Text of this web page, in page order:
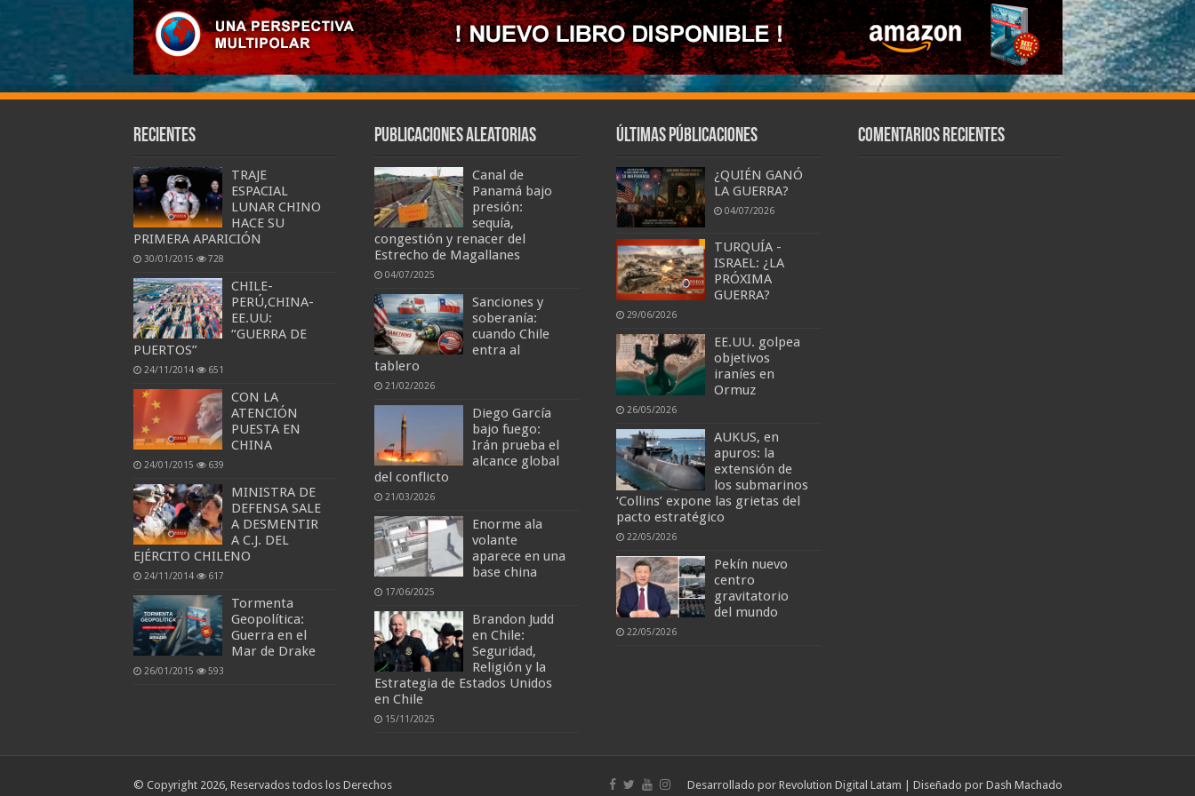
Recientes
TRAJE
ESPACIAL
LUNAR CHINO
HACE SU
PRIMERA APARICIÓN
30/01/2015 728
CHILE-
PERÚ,CHINA-
EE.UU:
“GUERRA DE
PUERTOS”
24/11/2014 651
CON LA
ATENCIÓN
PUESTA EN
CHINA
24/01/2015 639
MINISTRA DE
DEFENSA SALE
A DESMENTIR
A C.J. DEL
EJÉRCITO CHILENO
24/11/2014 617
Tormenta
Geopolítica:
Guerra en el
Mar de Drake
26/01/2015 593
Publicaciones aleatorias
Canal de
Panamá bajo
presión:
sequía,
congestión y renacer del
Estrecho de Magallanes
04/07/2025
Sanciones y
soberanía:
cuando Chile
entra al
tablero
21/02/2026
Diego García
bajo fuego:
Irán prueba el
alcance global
del conflicto
21/03/2026
Enorme ala
volante
aparece en una
base china
17/06/2025
Brandon Judd
en Chile:
Seguridad,
Religión y la
Estrategia de Estados Unidos
en Chile
15/11/2025
Últimas Públicaciones
¿QUIÉN GANÓ
LA GUERRA?
04/07/2026
TURQUÍA -
ISRAEL: ¿LA
PRÓXIMA
GUERRA?
29/06/2026
EE.UU. golpea
objetivos
iraníes en
Ormuz
26/05/2026
AUKUS, en
apuros: la
extensión de
los submarinos
‘Collins’ expone las grietas del
pacto estratégico
22/05/2026
Pekín nuevo
centro
gravitatorio
del mundo
22/05/2026
Comentarios recientes
Desarrollado por Revolution Digital Latam | Diseñado por Dash Machado
© Copyright 2026, Reservados todos los Derechos